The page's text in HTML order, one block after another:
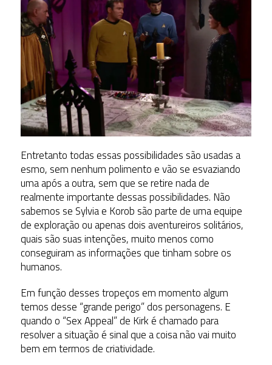
Entretanto todas essas possibilidades são usadas a
esmo, sem nenhum polimento e vão se esvaziando
uma após a outra, sem que se retire nada de
realmente importante dessas possibilidades. Não
sabemos se Sylvia e Korob são parte de uma equipe
de exploração ou apenas dois aventureiros solitários,
quais são suas intenções, muito menos como
conseguiram as informações que tinham sobre os
humanos.
Em função desses tropeços em momento algum
temos desse “grande perigo” dos personagens. E
quando o “Sex Appeal” de Kirk é chamado para
resolver a situação é sinal que a coisa não vai muito
bem em termos de criatividade.